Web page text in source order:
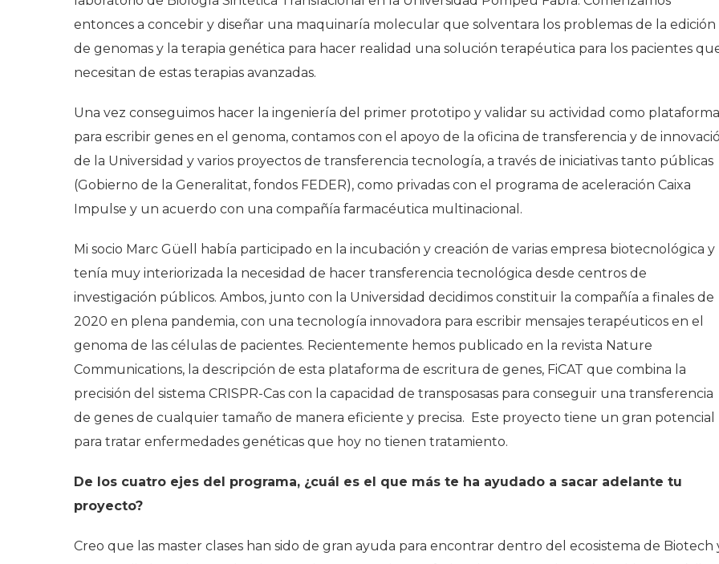
entonces a concebir y diseñar una maquinaría molecular que solventara los problemas de la edición
de genomas y la terapia genética para hacer realidad una solución terapéutica para los pacientes
necesitan de estas terapias avanzadas.
Una vez conseguimos hacer la ingeniería del primer prototipo y validar su actividad como plataforma
para escribir genes en el genoma, contamos con el apoyo de la oficina de transferencia y de
de la Universidad y varios proyectos de transferencia tecnología, a través de iniciativas tanto públicas
(Gobierno de la Generalitat, fondos FEDER), como privadas con el programa de aceleración Caixa
Impulse y un acuerdo con una compañía farmacéutica multinacional.
Mi socio Marc Güell había participado en la incubación y creación de varias empresa biotecnológica y
tenía muy interiorizada la necesidad de hacer transferencia tecnológica desde centros de
investigación públicos. Ambos, junto con la Universidad decidimos constituir la compañía a finales de
2020 en plena pandemia, con una tecnología innovadora para escribir mensajes terapéuticos en el
genoma de las células de pacientes. Recientemente hemos publicado en la revista Nature
Communications, la descripción de esta plataforma de escritura de genes, FiCAT que combina la
precisión del sistema CRISPR-Cas con la capacidad de transposasas para conseguir una transferencia
de genes de cualquier tamaño de manera eficiente y precisa. Este proyecto tiene un gran potencial
para tratar enfermedades genéticas que hoy no tienen tratamiento.
De los cuatro ejes del programa, ¿cuál es el que más te ha ayudado a sacar adelante tu
proyecto?
Creo que las master clases han sido de gran ayuda para encontrar dentro del ecosistema de Biotech